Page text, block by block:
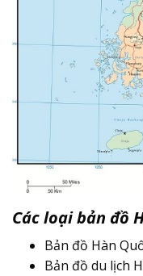
Các loại bản đồ
Bản đồ Hàn
Bản đồ du lịch